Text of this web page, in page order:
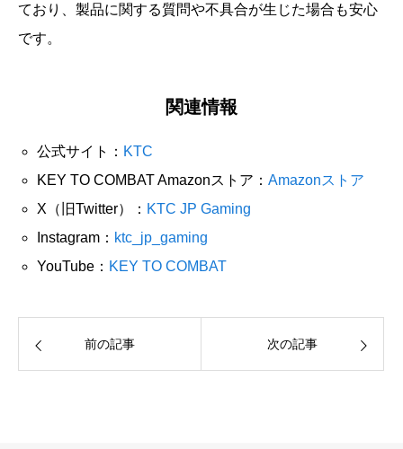
ており、製品に関する質問や不具合が生じた場合も安心
です。
関連情報
公式サイト： KTC
KEY TO COMBAT Amazonストア： Amazonストア
X（旧Twitter）： KTC JP Gaming
Instagram： ktc_jp_gaming
YouTube： KEY TO COMBAT
前の記事 次の記事